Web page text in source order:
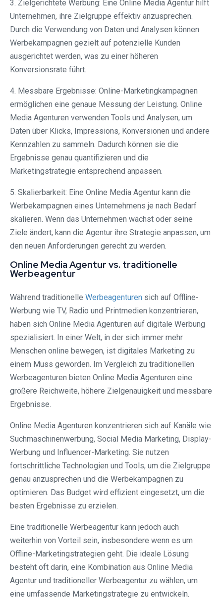
3. Zielgerichtete Werbung: Eine Online Media Agentur hilft
Unternehmen, ihre Zielgruppe effektiv anzusprechen.
Durch die Verwendung von Daten und Analysen können
Werbekampagnen gezielt auf potenzielle Kunden
ausgerichtet werden, was zu einer höheren
Konversionsrate führt.
4. Messbare Ergebnisse: Online-Marketingkampagnen
ermöglichen eine genaue Messung der Leistung. Online
Media Agenturen verwenden Tools und Analysen, um
Daten über Klicks, Impressions, Konversionen und andere
Kennzahlen zu sammeln. Dadurch können sie die
Ergebnisse genau quantifizieren und die
Marketingstrategie entsprechend anpassen.
5. Skalierbarkeit: Eine Online Media Agentur kann die
Werbekampagnen eines Unternehmens je nach Bedarf
skalieren. Wenn das Unternehmen wächst oder seine
Ziele ändert, kann die Agentur ihre Strategie anpassen, um
den neuen Anforderungen gerecht zu werden.
Online Media Agentur vs. traditionelle
Werbeagentur
Während traditionelle Werbeagenturen sich auf Offline-
Werbung wie TV, Radio und Printmedien konzentrieren,
haben sich Online Media Agenturen auf digitale Werbung
spezialisiert. In einer Welt, in der sich immer mehr
Menschen online bewegen, ist digitales Marketing zu
einem Muss geworden. Im Vergleich zu traditionellen
Werbeagenturen bieten Online Media Agenturen eine
größere Reichweite, höhere Zielgenauigkeit und messbare
Ergebnisse.
Online Media Agenturen konzentrieren sich auf Kanäle wie
Suchmaschinenwerbung, Social Media Marketing, Display-
Werbung und Influencer-Marketing. Sie nutzen
fortschrittliche Technologien und Tools, um die Zielgruppe
genau anzusprechen und die Werbekampagnen zu
optimieren. Das Budget wird effizient eingesetzt, um die
besten Ergebnisse zu erzielen.
Eine traditionelle Werbeagentur kann jedoch auch
weiterhin von Vorteil sein, insbesondere wenn es um
Offline-Marketingstrategien geht. Die ideale Lösung
besteht oft darin, eine Kombination aus Online Media
Agentur und traditioneller Werbeagentur zu wählen, um
eine umfassende Marketingstrategie zu entwickeln.